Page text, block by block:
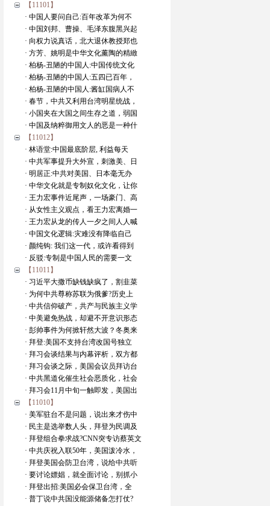
【11101】
· 中国人要问自己:百年改革为何不
· 中国刘邦、曹操、毛泽东腹黑兴起
· 向权力说真话，北大退休教授郑也
· 方芳、姚明是中华文化薰陶的精緻
· 柏杨-丑陋的中国人:中国传统文化
· 柏杨-丑陋的中国人:五四已百年，
· 柏杨-丑陋的中国人:酱缸国病人不
· 春节，中共又利用台湾明星统战，
· 小国夹在大国之间生存之道，弱国
· 中国及纳粹御用文人的恶是一种什
【11012】
· 林语堂:中国最底阶层, 利益每天
· 中共军事提升大外宣，刺激美、日
· 明居正:中共对美国、日本毫无办
· 中华文化就是专制奴化文化，让你
· 王力宏事件近尾声，一场豪门、高
· 从女性主义观点，看王力宏离婚一
· 王力宏从龙的传人一夕之间人人喊
· 中国文化逻辑:灾难没有降临自己
· 颜纯钩: 我们这一代，或许看得到
· 反驳:专制是中国人民的需要一文
【11011】
· 习近平大撒币缺钱缺疯了，割韭菜
· 为何中共尊称苏联为俄爹?历史上
· 中共信仰破产，共产与民族主义学
· 中美避免热战，却避不开意识形态
· 彭帅事件为何掀轩然大波？冬奥来
· 拜登:美国不支持台湾改国号独立
· 拜习会谈结果与内幕评析，双方都
· 拜习会谈之际，美国会议员拜访台
· 中共黑道化催生社会恶质化，社会
· 拜习会11月中旬一触即发，美国出
【11010】
· 美军驻台不是问题，说出来才伤中
· 民主是选举数人头，拜登为民调及
· 拜登组合拳求战?CNN突专访蔡英文
· 中共庆祝入联50年，美国泼冷水，
· 拜登美国会防卫台湾，说给中共听
· 要讨论嫖娼，就全面讨论，别抓小
· 拜登出招:美国必会保卫台湾，全
· 普丁说中共国没能源储备怎打仗?